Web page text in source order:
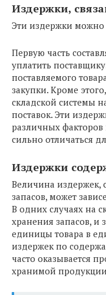
Издержки,
Эти издержки можно
Первую часть
уплатить
поставляемого
закупки. Кроме
складской системы
поставок. Эти
различных факторов
сильно отличаться
Издержки
Величина издержек,
запасов, может
В одних случаях на
хранения запасов, и
единицы товара в
издержек по
часто оказывается
хранимой